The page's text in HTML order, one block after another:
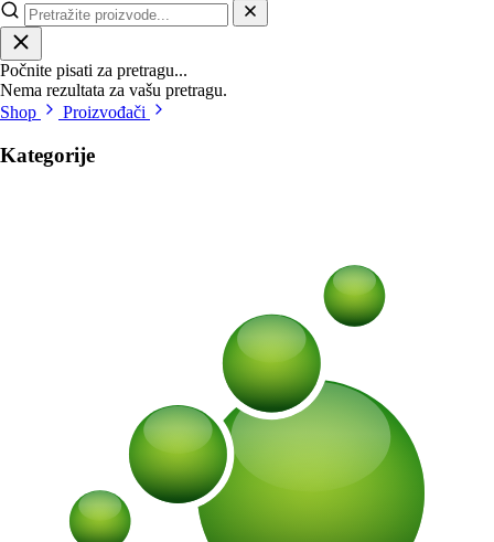
Počnite pisati za pretragu...
Nema rezultata za vašu pretragu.
Shop
Proizvođači
Kategorije